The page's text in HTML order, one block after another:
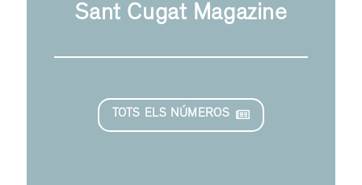
Sant Cugat Magazine
TOTS ELS NÚMEROS